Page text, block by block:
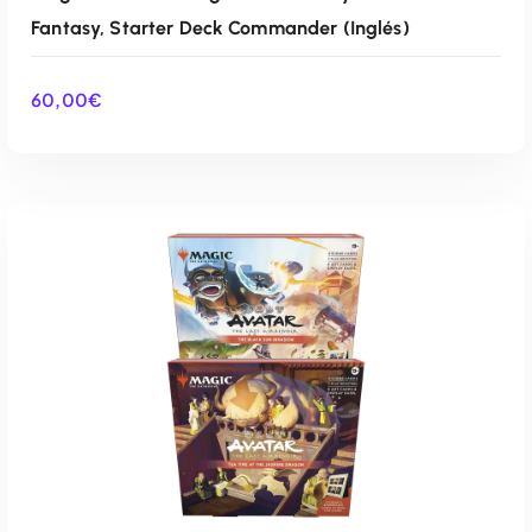
Fantasy, Starter Deck Commander (Inglés)
60,00€